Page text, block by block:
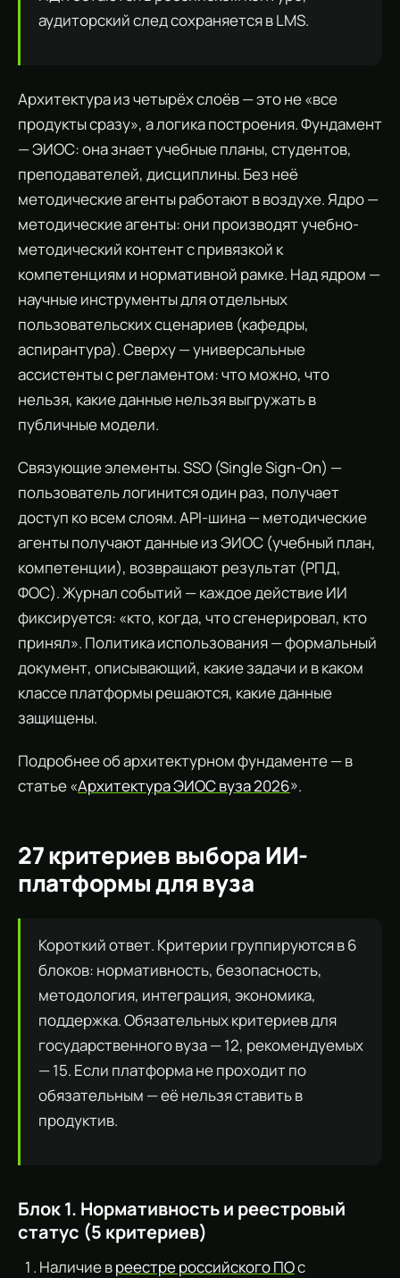
аудиторский след сохраняется в LMS.
Архитектура из четырёх слоёв — это не «все
продукты сразу», а логика построения. Фундамент
— ЭИОС: она знает учебные планы, студентов,
преподавателей, дисциплины. Без неё
методические агенты работают в воздухе. Ядро —
методические агенты: они производят учебно-
методический контент с привязкой к
компетенциям и нормативной рамке. Над ядром —
научные инструменты для отдельных
пользовательских сценариев (кафедры,
аспирантура). Сверху — универсальные
ассистенты с регламентом: что можно, что
нельзя, какие данные нельзя выгружать в
публичные модели.
Связующие элементы. SSO (Single Sign-On) —
пользователь логинится один раз, получает
доступ ко всем слоям. API-шина — методические
агенты получают данные из ЭИОС (учебный план,
компетенции), возвращают результат (РПД,
ФОС). Журнал событий — каждое действие ИИ
фиксируется: «кто, когда, что сгенерировал, кто
принял». Политика использования — формальный
документ, описывающий, какие задачи и в каком
классе платформы решаются, какие данные
защищены.
Подробнее об архитектурном фундаменте — в
статье «Архитектура ЭИОС вуза 2026».
27 критериев выбора ИИ-
платформы для вуза
Короткий ответ. Критерии группируются в 6
блоков: нормативность, безопасность,
методология, интеграция, экономика,
поддержка. Обязательных критериев для
государственного вуза — 12, рекомендуемых
— 15. Если платформа не проходит по
обязательным — её нельзя ставить в
продуктив.
Блок 1. Нормативность и реестровый
статус (5 критериев)
Наличие вреестре российского ПОс